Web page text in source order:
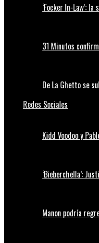
‘Focker In-Law’:
31 Minutos
De La Ghetto se
Redes Sociales
Kidd Voodoo y
‘Bieberchella’:
Manon podría